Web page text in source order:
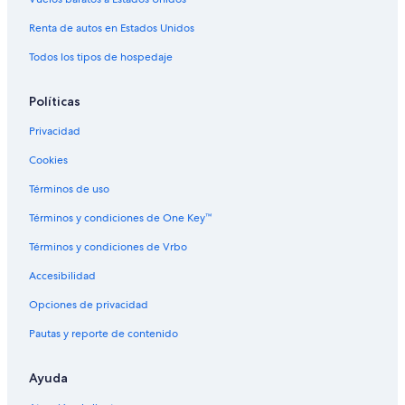
Hoteles cerca de Hawaii State Capitol
Hoteles cerca de Jardín botánico Lili'uokalani
Hilton Hotels en Barrio Chino
Hoteles cerca de Puerto de Honolulu
Hoteles en Makiki
Renta de autos en Estados Unidos
Todos los tipos de hospedaje
Políticas
Privacidad
Cookies
Términos de uso
Términos y condiciones de One Key™
Términos y condiciones de Vrbo
Accesibilidad
Opciones de privacidad
Pautas y reporte de contenido
Ayuda